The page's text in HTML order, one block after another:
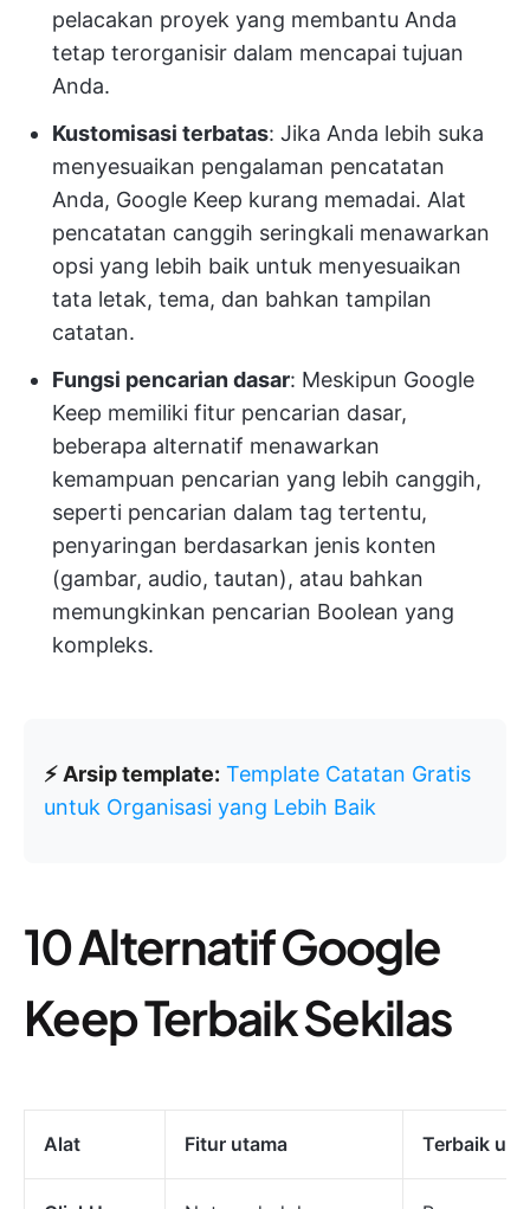
pelacakan proyek yang membantu Anda
tetap terorganisir dalam mencapai tujuan
Anda.
Kustomisasi terbatas: Jika Anda lebih suka
menyesuaikan pengalaman pencatatan
Anda, Google Keep kurang memadai. Alat
pencatatan canggih seringkali menawarkan
opsi yang lebih baik untuk menyesuaikan
tata letak, tema, dan bahkan tampilan
catatan.
Fungsi pencarian dasar: Meskipun Google
Keep memiliki fitur pencarian dasar,
beberapa alternatif menawarkan
kemampuan pencarian yang lebih canggih,
seperti pencarian dalam tag tertentu,
penyaringan berdasarkan jenis konten
(gambar, audio, tautan), atau bahkan
memungkinkan pencarian Boolean yang
kompleks.
⚡ Arsip template: Template Catatan Gratis
untuk Organisasi yang Lebih Baik
10 Alternatif Google
Keep Terbaik Sekilas
Alat Fitur utama Terbaik